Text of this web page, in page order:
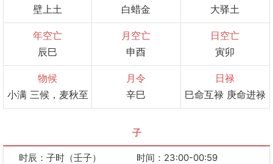
壁上土
白蜡金
大驿土
年空亡
辰巳
月空亡
申酉
日空亡
寅卯
物候
小满 三候，麦秋至
月令
辛巳
日禄
巳命互禄 庚命进禄
子
时辰：子时（壬子）
时间：23:00-00:59